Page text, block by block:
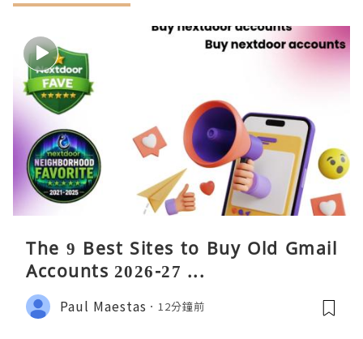
The 9 Best Sites to Buy Old Gmail
Accounts 2026-27 ...
Paul Maestas 12分鐘前